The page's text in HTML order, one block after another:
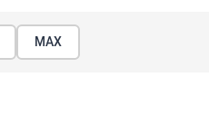
МАХ